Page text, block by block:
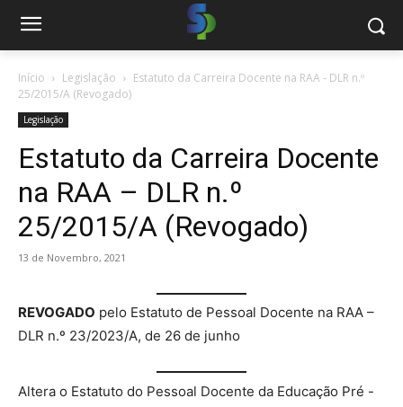
Início Legislação
Estatuto da Carreira Docente na RAA - DLR n.º
25/2015/A (Revogado)
Legislação
Estatuto da Carreira Docente
na RAA – DLR n.º
25/2015/A (Revogado)
13 de Novembro, 2021
REVOGADO pelo Estatuto de Pessoal Docente na RAA –
DLR n.º 23/2023/A, de 26 de junho
Altera o Estatuto do Pessoal Docente da Educação Pré -